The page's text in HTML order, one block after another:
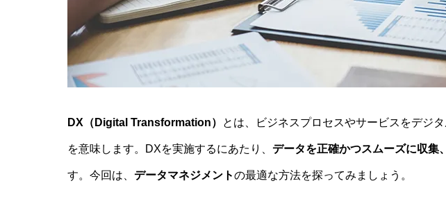
DX（Digital Transformation） とは、ビジネスプロセスやサービスをデジ
を意味します。DXを実施するにあたり、 データを正確かつスムーズに収集
す。今回は、 データマネジメントの最適な方法を探ってみましょう。